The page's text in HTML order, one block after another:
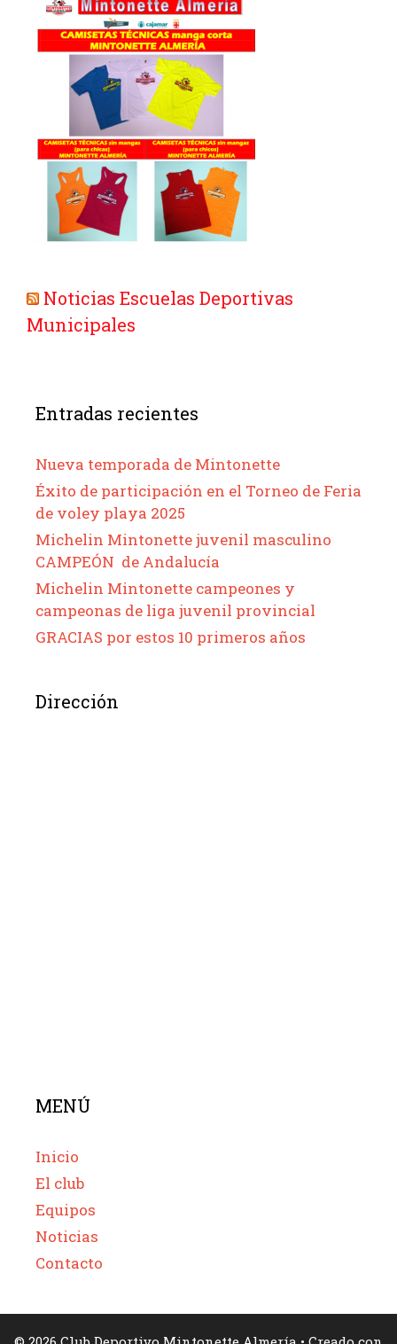
Noticias Escuelas Deportivas
Municipales
Entradas recientes
Nueva temporada de Mintonette
Éxito de participación en el Torneo de Feria
de voley playa 2025
Michelin Mintonette juvenil masculino
CAMPEÓN de Andalucía
Michelin Mintonette campeones y
campeonas de liga juvenil provincial
GRACIAS por estos 10 primeros años
Dirección
MENÚ
Inicio
El club
Equipos
Noticias
Contacto